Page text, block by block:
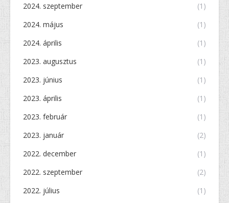
2024. szeptember
(1)
2024. május
(1)
2024. április
(1)
2023. augusztus
(1)
2023. június
(1)
2023. április
(1)
2023. február
(1)
2023. január
(2)
2022. december
(1)
2022. szeptember
(2)
2022. július
(1)